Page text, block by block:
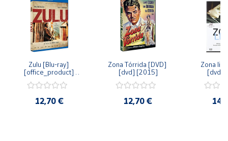
Zulu [Blu-ray]
[office_product]
12,70 €
Zona Tórrida [DVD]
[dvd] [2015]
12,70 €
Zona
[dvd]